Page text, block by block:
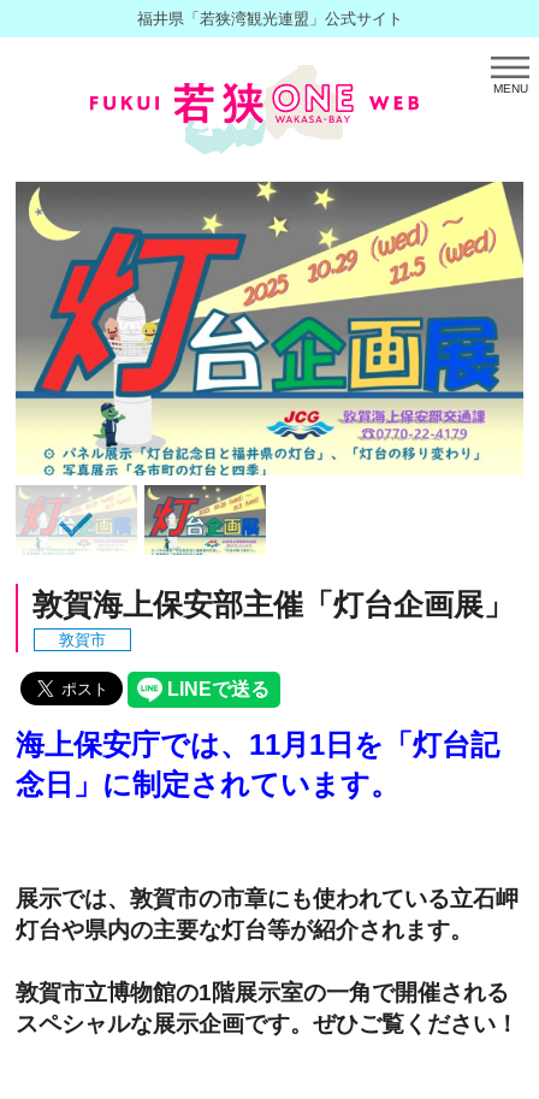
福井県「若狭湾観光連盟」公式サイト
MENU
敦賀海上保安部主催「灯台企画展」
敦賀市
海上保安庁では、 11月1日を「灯台記
念日」 に制定されています。
展示では、敦賀市の市章にも使われている立石岬
灯台や県内の主要な灯台等が紹介されます。
敦賀市立博物館の1階展示室の一角で開催される
スペシャルな展示企画です。ぜひご覧ください！